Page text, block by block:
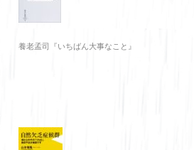
養老孟司『いちばん大事なこと』